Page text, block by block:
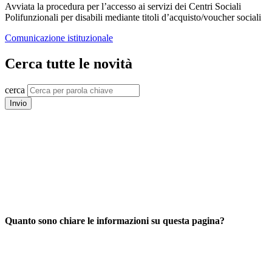
Avviata la procedura per l’accesso ai servizi dei Centri Sociali
Polifunzionali per disabili mediante titoli d’acquisto/voucher sociali
Comunicazione istituzionale
Cerca tutte le novità
cerca
Invio
Quanto sono chiare le informazioni su questa pagina?